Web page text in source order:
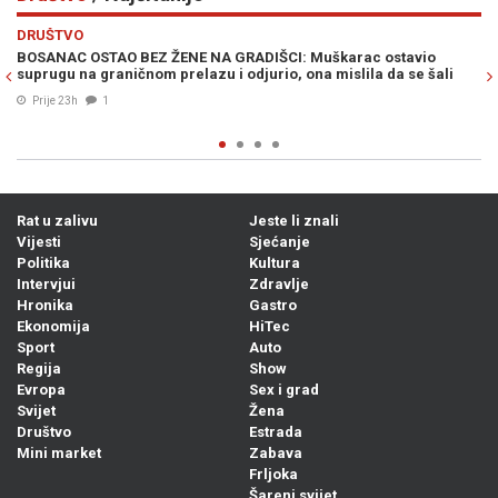
šali
DRUŠTVO
NAGLI PREOKRET: AccuWeather objavio vremensku prognozu
Bosnu i Hercegovinu...
07. Avg. 2026
Previous
Rat u zalivu
Vijesti
Politika
Intervjui
Hronika
Ekonomija
Sport
Regija
Evropa
Svijet
Društvo
Mini market
Jeste li znali
Sjećanje
Kultura
Zdravlje
Gastro
HiTec
Auto
Show
Sex i grad
Žena
Estrada
Zabava
Frljoka